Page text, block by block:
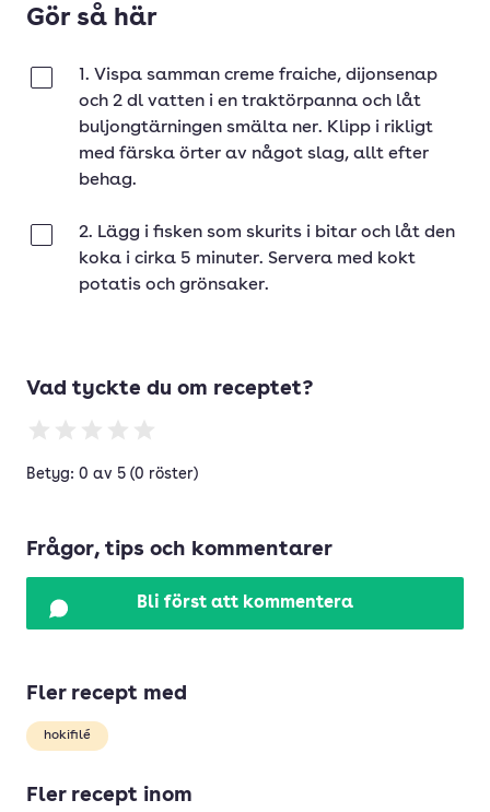
Gör så här
1. Vispa samman creme fraiche, dijonsenap
och 2 dl vatten i en traktörpanna och låt
buljongtärningen smälta ner. Klipp i rikligt
med färska örter av något slag, allt efter
behag.
2. Lägg i fisken som skurits i bitar och låt den
koka i cirka 5 minuter. Servera med kokt
potatis och grönsaker.
Vad tyckte du om receptet?
Betyg: 0 av 5 (0 röster)
Frågor, tips och kommentarer
Bli först att kommentera
Fler recept med
hokifilé
Fler recept inom